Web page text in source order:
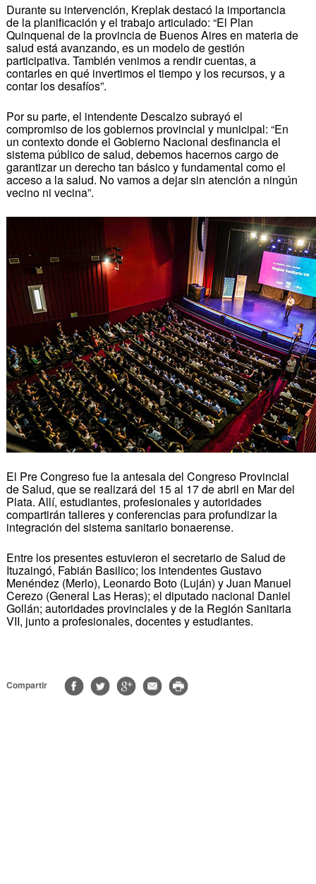
Durante su intervención, Kreplak destacó la importancia
de la planificación y el trabajo articulado: “El Plan
Quinquenal de la provincia de Buenos Aires en materia de
salud está avanzando, es un modelo de gestión
participativa. También venimos a rendir cuentas, a
contarles en qué invertimos el tiempo y los recursos, y a
contar los desafíos”.
Por su parte, el intendente Descalzo subrayó el
compromiso de los gobiernos provincial y municipal: “En
un contexto donde el Gobierno Nacional desfinancia el
sistema público de salud, debemos hacernos cargo de
garantizar un derecho tan básico y fundamental como el
acceso a la salud. No vamos a dejar sin atención a ningún
vecino ni vecina”.
El Pre Congreso fue la antesala del Congreso Provincial
de Salud, que se realizará del 15 al 17 de abril en Mar del
Plata. Allí, estudiantes, profesionales y autoridades
compartirán talleres y conferencias para profundizar la
integración del sistema sanitario bonaerense.
Entre los presentes estuvieron el secretario de Salud de
Ituzaingó, Fabián Basilico; los intendentes Gustavo
Menéndez (Merlo), Leonardo Boto (Luján) y Juan Manuel
Cerezo (General Las Heras); el diputado nacional Daniel
Gollán; autoridades provinciales y de la Región Sanitaria
VII, junto a profesionales, docentes y estudiantes.
Compartir